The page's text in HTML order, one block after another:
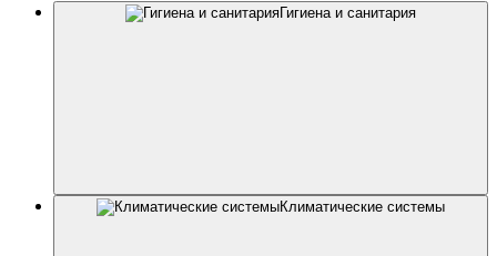
Гигиена и санитария
Климатические системы